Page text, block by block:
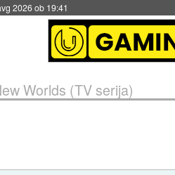
2026 ob 19:41
Worlds (TV serija)